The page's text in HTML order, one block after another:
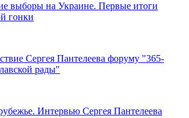
выборы на Украине. Первые итоги
гонки
Сергея Пантелеева форуму "365-
рады"
Интервью Сергея Пантелеева